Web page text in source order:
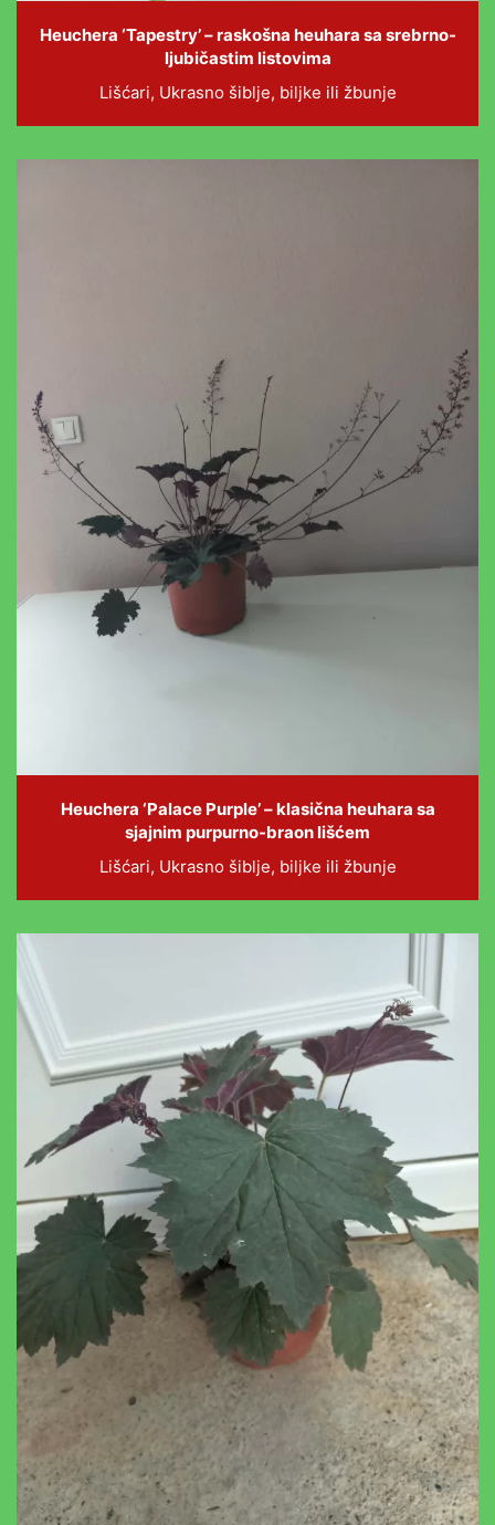
Heuchera ‘Tapestry’ – raskošna heuhara sa srebrno-
ljubičastim listovima
Lišćari, Ukrasno šiblje, biljke ili žbunje
Heuchera ‘Palace Purple’ – klasična heuhara sa
sjajnim purpurno-braon lišćem
Lišćari, Ukrasno šiblje, biljke ili žbunje